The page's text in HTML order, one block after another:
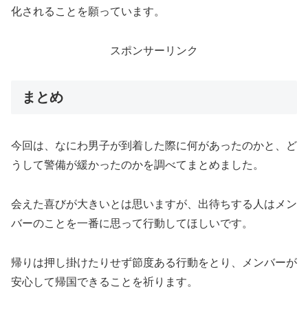
化されることを願っています。
スポンサーリンク
まとめ
今回は、なにわ男子が到着した際に何があったのかと、ど
うして警備が緩かったのかを調べてまとめました。
会えた喜びが大きいとは思いますが、出待ちする人はメン
バーのことを一番に思って行動してほしいです。
帰りは押し掛けたりせず節度ある行動をとり、メンバーが
安心して帰国できることを祈ります。